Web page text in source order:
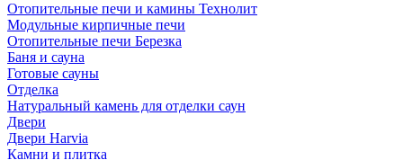
Отопительные печи и камины Технолит
Модульные кирпичные печи
Отопительные печи Березка
Баня и сауна
Готовые сауны
Отделка
Натуральный камень для отделки саун
Двери
Двери Harvia
Камни и плитка